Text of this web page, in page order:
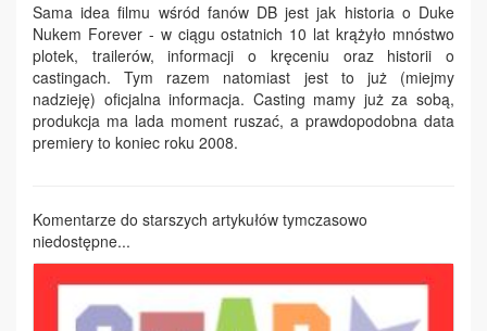
Sama idea filmu wśród fanów DB jest jak historia o Duke
Nukem Forever - w ciągu ostatnich 10 lat krążyło mnóstwo
plotek, trailerów, informacji o kręceniu oraz historii o
castingach. Tym razem natomiast jest to już (miejmy
nadzieję) oficjalna informacja. Casting mamy już za sobą,
produkcja ma lada moment ruszać, a prawdopodobna data
premiery to koniec roku 2008.
Komentarze do starszych artykułów tymczasowo
niedostępne...